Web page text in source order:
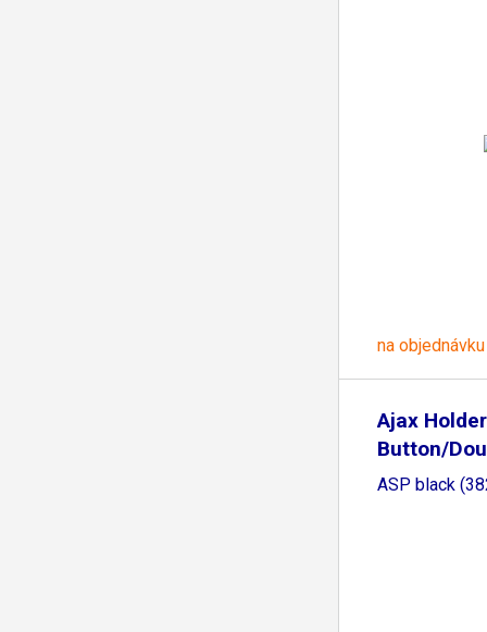
na objednávku
Ajax
Button/
ASP black